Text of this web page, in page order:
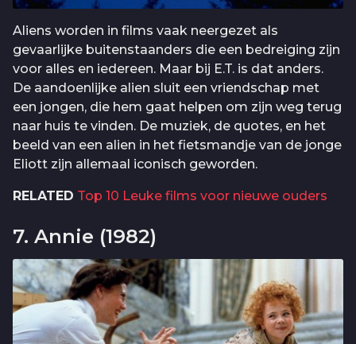
Aliens worden in films vaak neergezet als
gevaarlijke buitenstaanders die een bedreiging zijn
voor alles en iedereen. Maar bij E.T. is dat anders.
De aandoenlijke alien sluit een vriendschap met
een jongen, die hem gaat helpen om zijn weg terug
naar huis te vinden. De muziek, de quotes, en het
beeld van een alien in het fietsmandje van de jonge
Eliott zijn allemaal iconisch geworden.
RELATED Top 10 Leuke films voor nieuwe ouders
7. Annie (1982)